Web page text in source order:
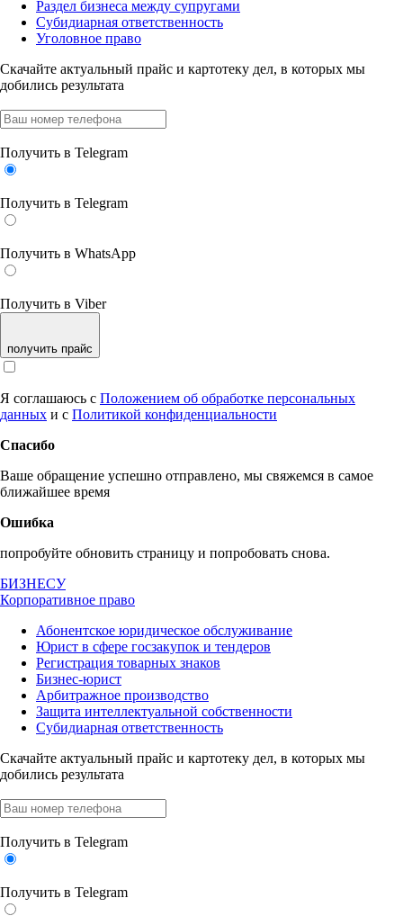
Раздел бизнеса между супругами
Субидиарная ответственность
Уголовное право
Скачайте актуальный прайс и картотеку дел, в которых мы
добились результата
Получить в Telegram
Получить в Telegram
Получить в WhatsApp
Получить в Viber
получить прайс
Я соглашаюсь с Положением об обработке персональных
данных и с Политикой конфиденциальности
Спасибо
Ваше обращение успешно отправлено, мы свяжемся в самое
ближайшее время
Ошибка
попробуйте обновить страницу и попробовать снова.
БИЗНЕСУ
Корпоративное право
Абонентское юридическое обслуживание
Юрист в сфере госзакупок и тендеров
Регистрация товарных знаков
Бизнес-юрист
Арбитражное производство
Защита интеллектуальной собственности
Субидиарная ответственность
Скачайте актуальный прайс и картотеку дел, в которых мы
добились результата
Получить в Telegram
Получить в Telegram